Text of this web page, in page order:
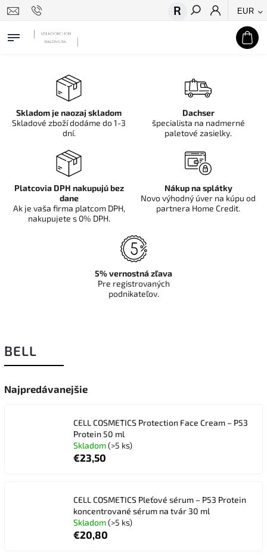
EUR
Hľadať
BELL
Najpredávanejšie
CELL COSMETICS Protection Face Cream – P53
Protein 50 ml
Skladom(>5 ks)
€23,50
CELL COSMETICS Pleťové sérum – P53 Protein
koncentrované sérum na tvár 30 ml
Skladom(>5 ks)
€20,80
Skladom je naozaj skladom
Skladové zboží dodáme do 1-3
dní.
Dachser
špecialista na nadmerné
paletové zasielky.
Platcovia DPH nakupujú bez
dane
Ak je vaša firma platcom DPH,
nakupujete s 0% DPH.
Nákup na splátky
Novo výhodný úver na kúpu od
partnera Home Credit.
5% vernostná zľava
Pre registrovaných
podnikateľov.